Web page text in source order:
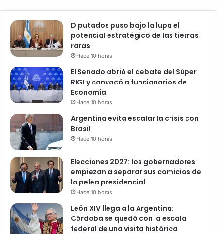
Diputados puso bajo la lupa el
potencial estratégico de las tierras
raras
Hace 10 horas
El Senado abrió el debate del Súper
RIGI y convocó a funcionarios de
Economía
Hace 10 horas
Argentina evita escalar la crisis con
Brasil
Hace 10 horas
Elecciones 2027: los gobernadores
empiezan a separar sus comicios de
la pelea presidencial
Hace 10 horas
León XIV llega a la Argentina:
Córdoba se quedó con la escala
federal de una visita histórica